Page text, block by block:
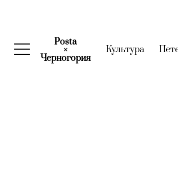
Posta
×
Черногория(current)
Культура